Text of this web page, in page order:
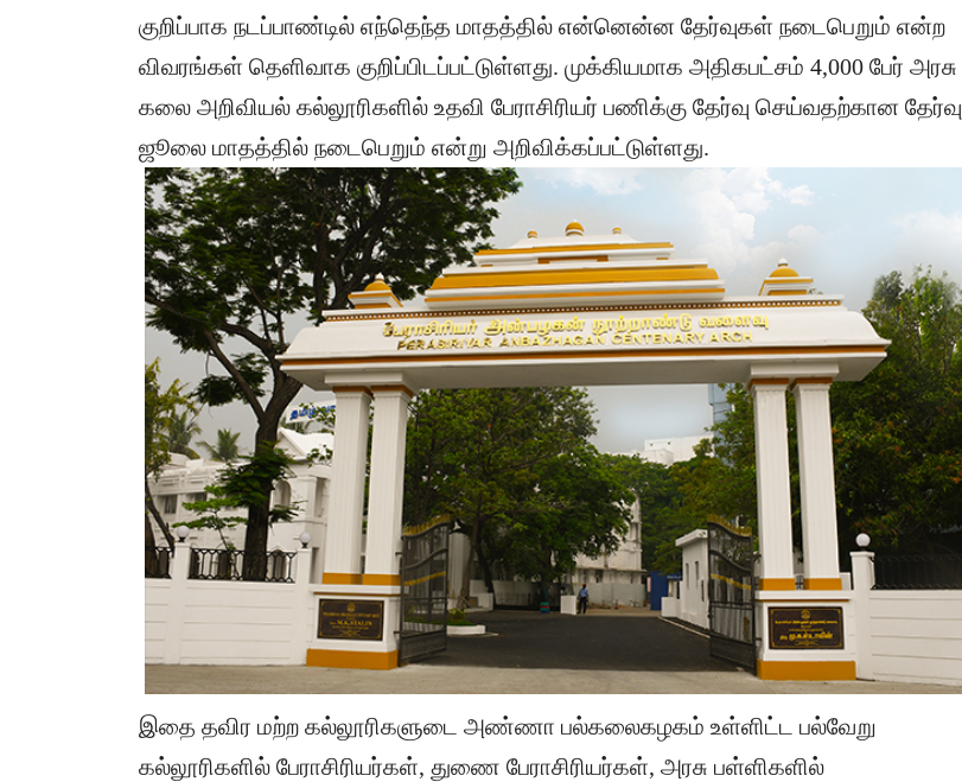
குறிப்பாக நடப்பாண்டில் எந்தெந்த மாதத்தில் என்னென்ன தேர்வுகள் நடைபெறும் என்ற
விவரங்கள் தெளிவாக குறிப்பிடப்பட்டுள்ளது. முக்கியமாக அதிகபட்சம் 4,000 பேர் அரசு
கலை அறிவியல் கல்லூரிகளில் உதவி பேராசிரியர் பணிக்கு தேர்வு செய்வதற்கான தேர்வு
ஜூலை மாதத்தில் நடைபெறும் என்று அறிவிக்கப்பட்டுள்ளது.
இதை தவிர மற்ற கல்லூரிகளுடை அண்ணா பல்கலைகழகம் உள்ளிட்ட பல்வேறு
கல்லூரிகளில் பேராசிரியர்கள், துணை பேராசிரியர்கள், அரசு பள்ளிகளில்